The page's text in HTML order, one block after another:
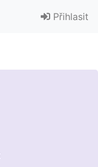
Přihlasit